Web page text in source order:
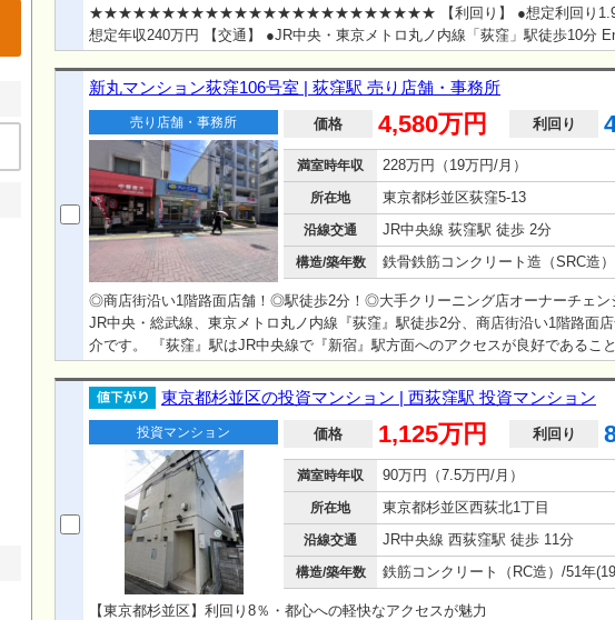
★★★★★★★★★★★★★★★★★★★★★★★★ 【利回り】 ●想定利回り
想定年収240万円 【交通】 ●JR中央・東京メトロ丸ノ内線「荻窪」駅徒歩10分
新丸マンション荻窪106号室 | 荻窪駅 売り店舗・事務所
売り店舗・事務所 価格 4,580万円 利回り
満室時年収 228万円（19万円/月）
所在地 東京都杉並区荻窪5-13
沿線交通 JR中央線 荻窪駅 徒歩 2分
構造/築年数
◎商店街沿い1階路面店舗！◎駅徒歩2分！◎大手クリーニング店オーナーチェン
JR中央・総武線、東京メトロ丸ノ内線『荻窪』駅徒歩2分、商店街沿い1階路面
介です。 『荻窪』駅はJR中央線で『新宿』駅方面へのアクセスが良好であるこ
ずらん通り商店街沿いに位置する1階路面店舗で、駅徒歩2分という立地と商店街
らも、視認性・集客力に期待が持てる区画と考えられ、現在は大手クリーニング
のオーナーチェンジ物件です。 クリーニング店は地域の生活に密着した業種で
の商店街という立地との相性も良いと考えられることから、安定した稼働が期待
はないかと…
東京都杉並区の投資マンション | 西荻窪駅 投資マンション
投資マンション 価格 1,125万円 利回り
満室時年収 90万円（7.5万円/月）
所在地 東京都杉並区西荻北1丁目
沿線交通 JR中央線 西荻窪駅 徒歩 11分
構造/築年数
【東京都杉並区】利回り8％・都心への軽快なアクセスが魅力